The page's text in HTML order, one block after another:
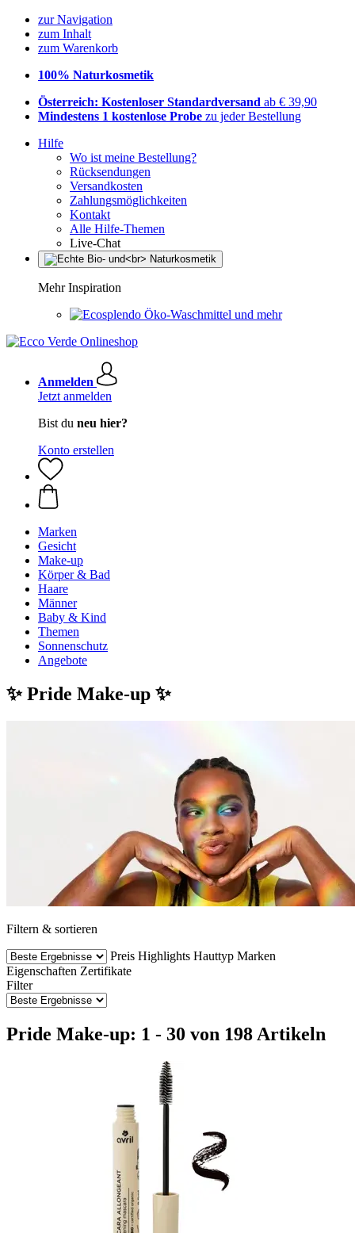
zur Navigation
zum Inhalt
zum Warenkorb
100% Naturkosmetik
Österreich: Kostenloser Standardversand ab € 39,90
Mindestens 1 kostenlose Probe zu jeder Bestellung
Hilfe
Wo ist meine Bestellung?
Rücksendungen
Versandkosten
Zahlungsmöglichkeiten
Kontakt
Alle Hilfe-Themen
Live-Chat
Mehr Inspiration
Öko-Waschmittel und mehr
Anmelden
Jetzt anmelden
Bist du neu hier?
Konto erstellen
Marken
Gesicht
Make-up
Körper & Bad
Haare
Männer
Baby & Kind
Themen
Sonnenschutz
Angebote
✨ Pride Make-up ✨
Filtern & sortieren
Preis Highlights Hauttyp Marken
Eigenschaften Zertifikate
Filter
Pride Make-up: 1 - 30 von 198 Artikeln